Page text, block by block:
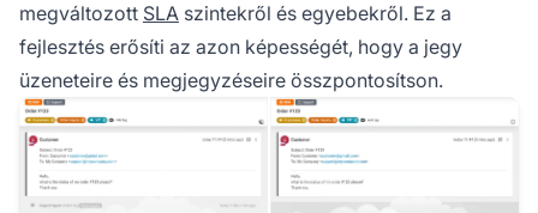
megváltozott SLA szintekről és egyebekről. Ez a
fejlesztés erősíti az azon képességét, hogy a jegy
üzeneteire és megjegyzéseire összpontosítson.